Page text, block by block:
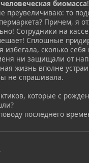
биомасса
преувеличиваю: то
Причем, я
Сотрудники на
Сплошные
избегала, сколько
ни защищали от
жизнь вполне
не спрашивала.
которые с
последнего